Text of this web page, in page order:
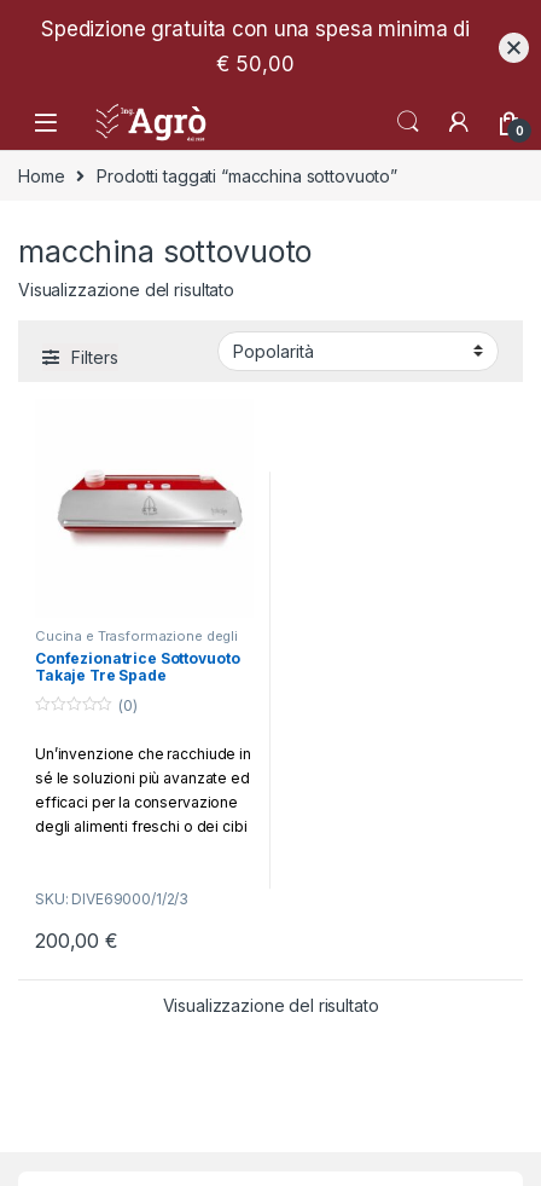
0
Home Prodotti taggati “macchina sottovuoto”
macchina sottovuoto
Visualizzazione del risultato
Filters
Cucina e Trasformazione degli
Alimenti , Sottovuoto
Confezionatrice Sottovuoto
Takaje Tre Spade
u
o
f
5
(0)
Un’invenzione che racchiude in
sé le soluzioni più avanzate ed
efficaci per la conservazione
degli alimenti freschi o dei cibi
aspirazione integrata, sfrutta al
valvola Takaje confezionando
contenitore in vetro. In più,
SKU: DIVE69000/1/2/3
200,00€
Visualizzazione del risultato
Spedizione gratuita con una spesa minima di
€ 50,00